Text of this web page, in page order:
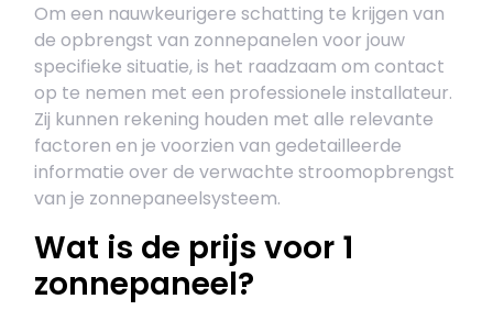
Om een nauwkeurigere schatting te krijgen van
de opbrengst van zonnepanelen voor jouw
specifieke situatie, is het raadzaam om contact
op te nemen met een professionele installateur.
Zij kunnen rekening houden met alle relevante
factoren en je voorzien van gedetailleerde
informatie over de verwachte stroomopbrengst
van je zonnepaneelsysteem.
Wat is de prijs voor 1
zonnepaneel?